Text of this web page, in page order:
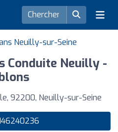
Neuilly-sur-Seine
Conduite Neuilly -
92200, Neuilly-sur-Seine